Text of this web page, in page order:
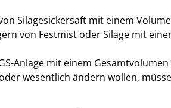
Silagesickersaft mit einem
von Festmist oder Silage mit
Anlage mit einem
wesentlich ändern wollen,